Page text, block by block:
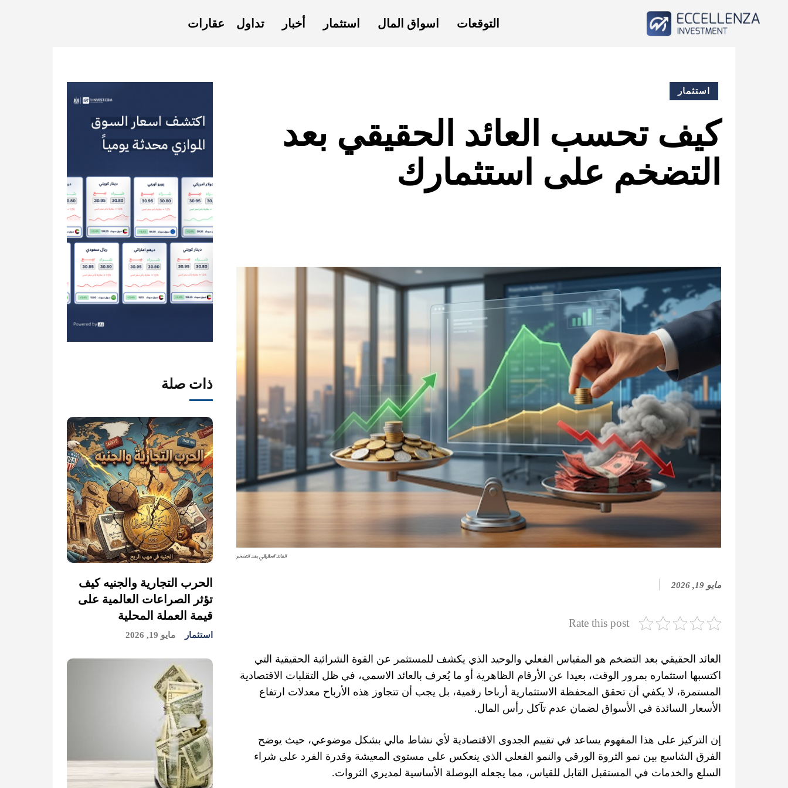
التوقعات اسواق المال استثمار أخبار تداول عقارات
ذات صلة
الحرب التجارية والجنيه كيف
تؤثر الصراعات العالمية على
قيمة العملة المحلية
استثمار مايو 19, 2026
استثمار
كيف تحسب العائد الحقيقي بعد
التضخم على استثمارك
العائد الحقيقي بعد التضخم
مايو 19, 2026
Rate this post
العائد الحقيقي بعد التضخم هو المقياس الفعلي والوحيد الذي يكشف للمستثمر عن القوة الشرائية الحقيقية التي
اكتسبها استثماره بمرور الوقت، بعيدا عن الأرقام الظاهرية أو ما يُعرف بالعائد الاسمي، في ظل التقلبات الاقتصادية
المستمرة، لا يكفي أن تحقق المحفظة الاستثمارية أرباحا رقمية، بل يجب أن تتجاوز هذه الأرباح معدلات ارتفاع
الأسعار السائدة في الأسواق لضمان عدم تآكل رأس المال.
إن التركيز على هذا المفهوم يساعد في تقييم الجدوى الاقتصادية لأي نشاط مالي بشكل موضوعي، حيث يوضح
الفرق الشاسع بين نمو الثروة الورقي والنمو الفعلي الذي ينعكس على مستوى المعيشة وقدرة الفرد على شراء
السلع والخدمات في المستقبل القابل للقياس، مما يجعله البوصلة الأساسية لمديري الثروات.